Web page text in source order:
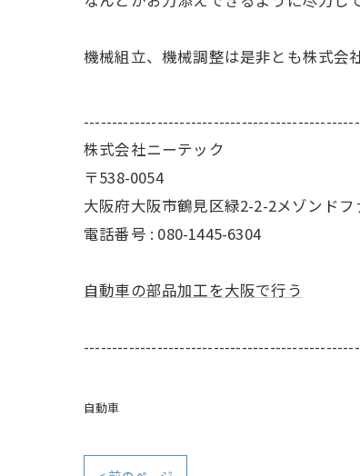
機械組立、機械調整は是非とも株式会
株式会社ニーテック
〒538-0054
大阪府大阪市鶴見区緑2-2-2メゾンド
電話番号 : 080-1445-6304
自動車の部品加工を大阪で行う
自動車